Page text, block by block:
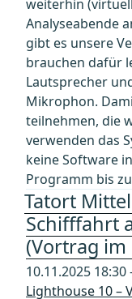
weiterhin
Analyseabende
gibt es unsere
brauchen dafür
Lautsprecher
Mikrophon.
teilnehmen, die
verwenden das
keine Software
Programm bis
Tatort
Schifffahrt
(Vortrag im
10.11.2025 18:30
Lighthouse 10 –